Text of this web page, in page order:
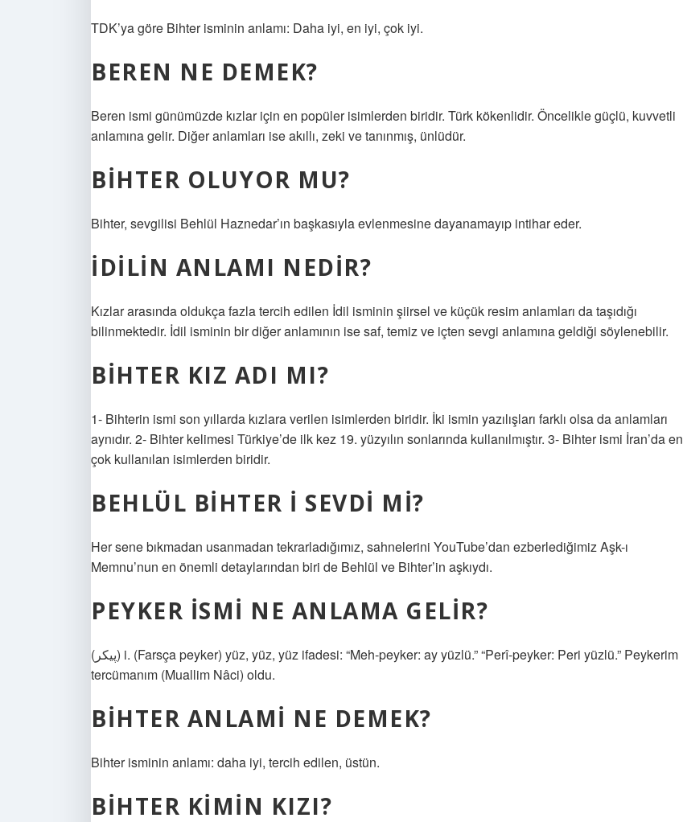
TDK’ya göre Bihter isminin anlamı: Daha iyi, en iyi, çok iyi.
BEREN NE DEMEK?
Beren ismi günümüzde kızlar için en popüler isimlerden biridir. Türk kökenlidir. Öncelikle güçlü, kuvvetli
anlamına gelir. Diğer anlamları ise akıllı, zeki ve tanınmış, ünlüdür.
BIHTER OLUYOR MU?
Bihter, sevgilisi Behlül Haznedar’ın başkasıyla evlenmesine dayanamayıp intihar eder.
İDILIN ANLAMI NEDIR?
Kızlar arasında oldukça fazla tercih edilen İdil isminin şiirsel ve küçük resim anlamları da taşıdığı
bilinmektedir. İdil isminin bir diğer anlamının ise saf, temiz ve içten sevgi anlamına geldiği söylenebilir.
BIHTER KIZ ADI MI?
1- Bihterin ismi son yıllarda kızlara verilen isimlerden biridir. İki ismin yazılışları farklı olsa da anlamları
aynıdır. 2- Bihter kelimesi Türkiye’de ilk kez 19. yüzyılın sonlarında kullanılmıştır. 3- Bihter ismi İran’da en
çok kullanılan isimlerden biridir.
BEHLÜL BIHTER I SEVDI MI?
Her sene bıkmadan usanmadan tekrarladığımız, sahnelerini YouTube’dan ezberlediğimiz Aşk-ı
Memnu’nun en önemli detaylarından biri de Behlül ve Bihter’in aşkıydı.
PEYKER ISMI NE ANLAMA GELIR?
(ﭘﻴﻜﺮ) i. (Farsça peyker) yüz, yüz, yüz ifadesi: “Meh-peyker: ay yüzlü.” “Perî-peyker: Peri yüzlü.” Peykerim
tercümanım (Muallim Nâci) oldu.
BIHTER ANLAMI NE DEMEK?
Bihter isminin anlamı: daha iyi, tercih edilen, üstün.
BIHTER KIMIN KIZI?